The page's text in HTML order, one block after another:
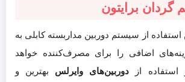
گردان برایتون
استفاده از سیستم دوربین مداربسته کابلی به
اضافی را برای مصرف‌کننده خواهد
از دوربین‌های وایرلس بهترین و